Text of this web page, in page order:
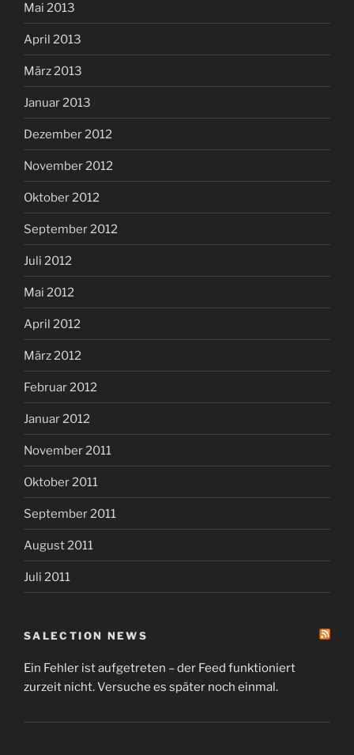
Mai 2013
April 2013
März 2013
Januar 2013
Dezember 2012
November 2012
Oktober 2012
September 2012
Juli 2012
Mai 2012
April 2012
März 2012
Februar 2012
Januar 2012
November 2011
Oktober 2011
September 2011
August 2011
Juli 2011
SALECTION NEWS
Ein Fehler ist aufgetreten – der Feed funktioniert
zurzeit nicht. Versuche es später noch einmal.